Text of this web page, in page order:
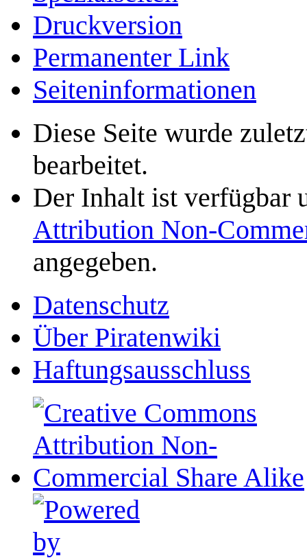
Druckversion
Permanenter Link
Seiten­­informationen
Diese Seite wurde
bearbeitet.
Der Inhalt ist verfügbar
Attribution Non-
angegeben.
Datenschutz
Über Piratenwiki
Haftungsausschluss